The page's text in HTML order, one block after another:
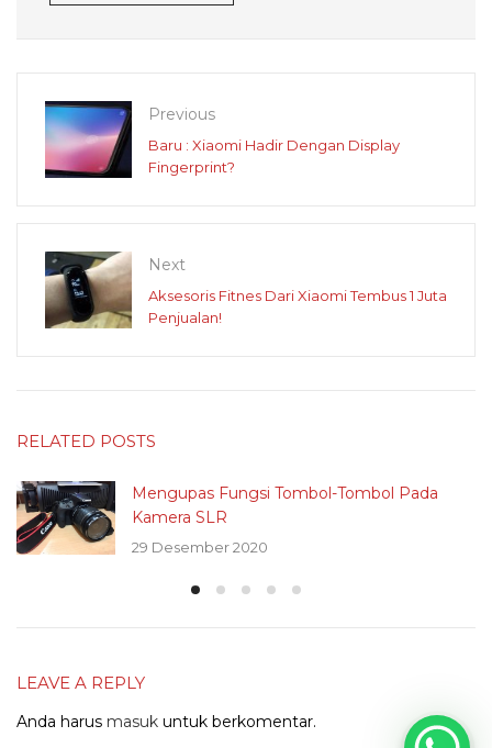
Previous
Baru : Xiaomi Hadir Dengan Display
Fingerprint?
Next
Aksesoris Fitnes Dari Xiaomi Tembus 1 Juta
Penjualan!
RELATED POSTS
Mengupas Fungsi Tombol-Tombol Pada
Kamera SLR
29 Desember 2020
LEAVE A REPLY
Anda harus masuk untuk berkomentar.